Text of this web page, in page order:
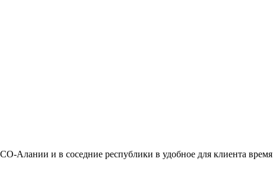
Алании и в соседние республики в удобное для клиента время